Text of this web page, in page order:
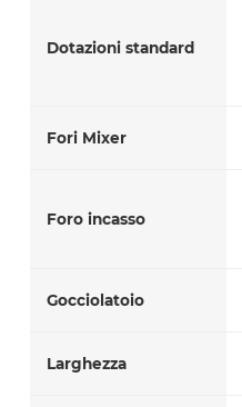
Dotazioni standard
Fori Mixer
Foro incasso
Gocciolatoio
Larghezza